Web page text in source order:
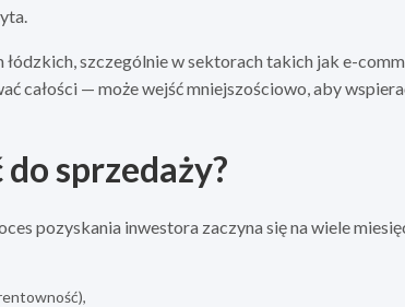
szczególnie w sektorach takich jak e-
całości — może wejść mniejszościowo, aby
sprzedaży?
pozyskania inwestora zaczyna się na wiele